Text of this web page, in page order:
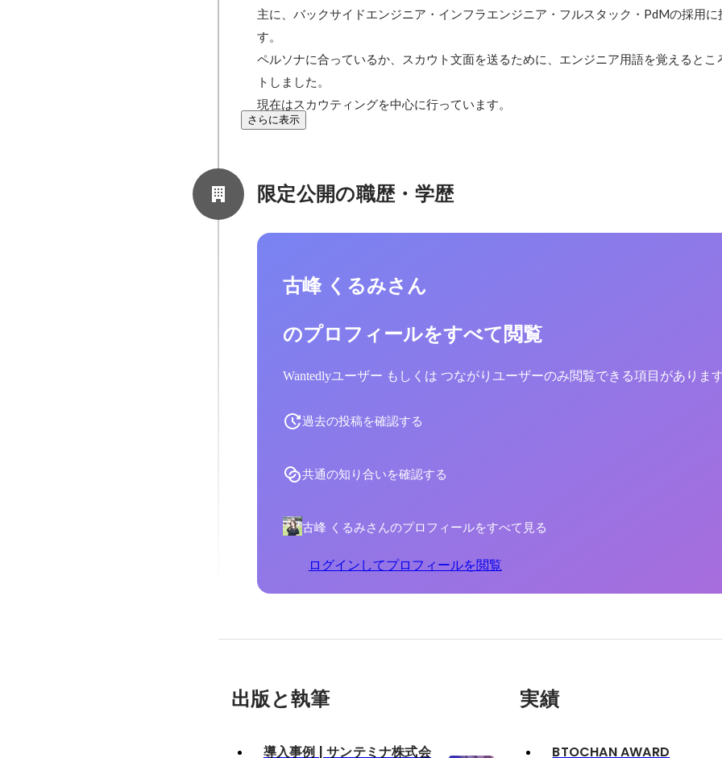
主に、バックサイドエンジニア・インフラエンジニア・フルスタック・PdMの採用に
す。
ペルソナに合っているか、スカウト文面を送るために、エンジニア用語を覚えるとこ
トしました。
現在はスカウティングを中心に行っています。
さらに表示
限定公開の職歴・学歴
古峰 くるみさん
のプロフィールをすべて閲覧
Wantedlyユーザー もしくは つながりユーザーのみ閲覧できる項目がありま
過去の投稿を確認する
共通の知り合いを確認する
古峰 くるみさんのプロフィールをすべて見る
ログインしてプロフィールを閲覧
出版と執筆
導入事例 | サンテミナ株式会
実績
BTOCHAN AWARD